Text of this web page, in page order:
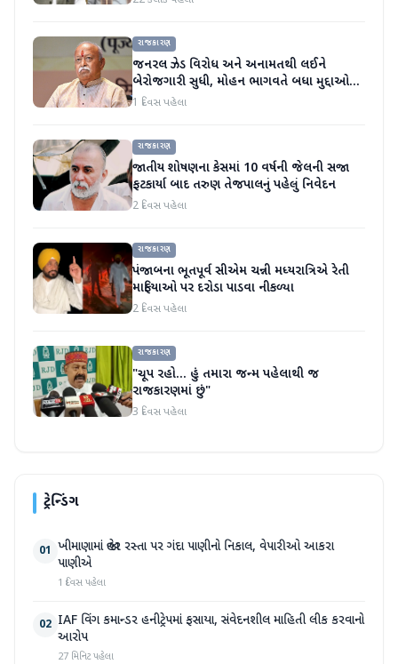
રાજકારણ
જનરલ ઝેડ વિરોધ અને અનામતથી લઈને
બેરોજગારી સુધી, મોહન ભાગવતે બધા મુદ્દાઓ
પર વાત કરી
1 દિવસ પહેલા
રાજકારણ
જાતીય શોષણના કેસમાં 10 વર્ષની જેલની સજા
ફટકાર્યા બાદ તરુણ તેજપાલનું પહેલું નિવેદન
2 દિવસ પહેલા
રાજકારણ
પંજાબના ભૂતપૂર્વ સીએમ ચન્ની મધ્યરાત્રિએ રેતી
માફિયાઓ પર દરોડા પાડવા નીકળ્યા
2 દિવસ પહેલા
રાજકારણ
"ચૂપ રહો... હું તમારા જન્મ પહેલાથી જ
રાજકારણમાં છું"
3 દિવસ પહેલા
ટ્રેન્ડિંગ
01 ખીમાણામાં જાહેર રસ્તા પર ગંદા પાણીનો નિકાલ, વેપારીઓ આકરા
પાણીએ
1 દિવસ પહેલા
02 IAF વિંગ કમાન્ડર હનીટ્રેપમાં ફસાયા, સંવેદનશીલ માહિતી લીક કરવાનો
આરોપ
27 મિનિટ પહેલા